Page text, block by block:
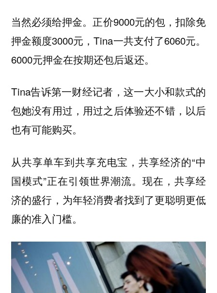
当然必须给押金。正价9000元的包，扣除免
押金额度3000元，Tina一共支付了6060元。
6000元押金在按期还包后返还。
Tina告诉第一财经记者，这一大小和款式的
包她没有用过，用过之后体验还不错，以后
也有可能购买。
从共享单车到共享充电宝，共享经济的“中
国模式”正在引领世界潮流。现在，共享经
济的盛行，为年轻消费者找到了更聪明更低
廉的准入门槛。